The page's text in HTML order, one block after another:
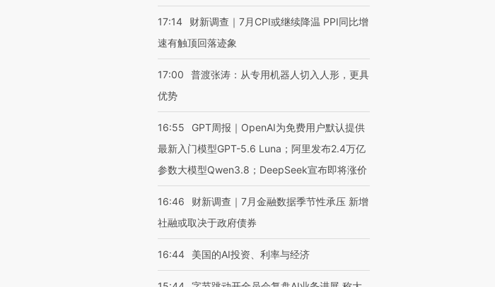
17:14
财新调查｜7月CPI或继续降温 PPI同比增
速有触顶回落迹象
17:00
普渡张涛：从专用机器人切入人形，更具
优势
16:55
GPT周报｜OpenAI为免费用户默认提供
最新入门模型GPT-5.6 Luna；阿里发布2.4万亿
参数大模型Qwen3.8；DeepSeek宣布即将涨价
16:46
财新调查｜7月金融数据季节性承压 新增
社融或取决于政府债券
16:44 美国的AI投资、利率与经济